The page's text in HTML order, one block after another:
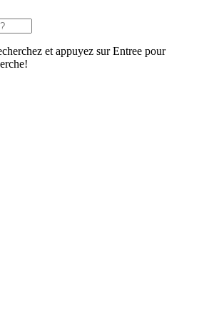
et appuyez sur Entree pour